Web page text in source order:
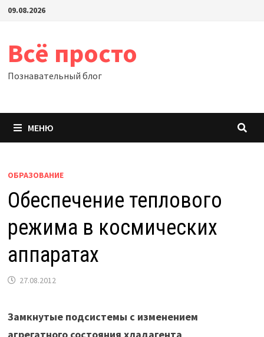
Перейти
09.08.2026
Всё просто
Познавательный блог
МЕНЮ
ОБРАЗОВАНИЕ
Обеспечение теплового
режима в космических
аппаратах
27.08.2012
Замкнутые подсистемы с изменением